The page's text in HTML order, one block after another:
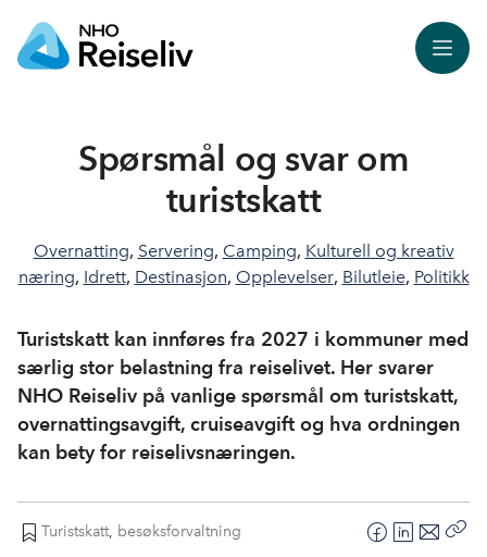
Meny
Spørsmål og svar om
turistskatt
Overnatting, Servering, Camping, Kulturell og kreativ
næring, Idrett, Destinasjon, Opplevelser, Bilutleie, Politikk
Turistskatt kan innføres fra 2027 i kommuner med
særlig stor belastning fra reiselivet. Her svarer
NHO Reiseliv på vanlige spørsmål om turistskatt,
overnattingsavgift, cruiseavgift og hva ordningen
kan bety for reiselivsnæringen.
Turistskatt, besøksforvaltning
F
L
E